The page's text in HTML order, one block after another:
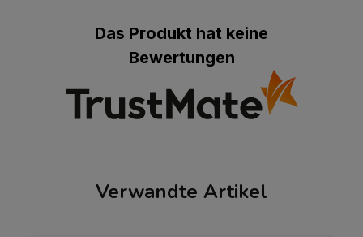
Das Produkt hat keine
Bewertungen
Verwandte Artikel